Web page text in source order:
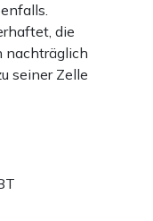
die
nachträglich
seiner Zelle